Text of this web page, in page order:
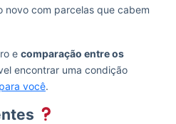
novo com parcelas que cabem
e comparação entre os
encontrar uma condição
para você.